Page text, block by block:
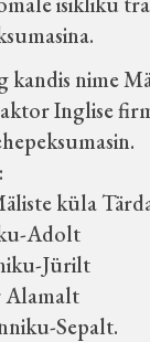
kandis nime
Inglise
küla
Adolt
Jürilt
Alamalt
Sepalt.